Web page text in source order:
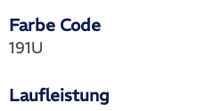
Farbe Code
Laufleistung
191U